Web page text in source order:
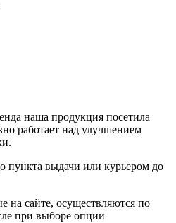
наша продукция посетила
работает над улучшением
пункта выдачи или курьером до
на сайте, осуществляются по
при выборе опции